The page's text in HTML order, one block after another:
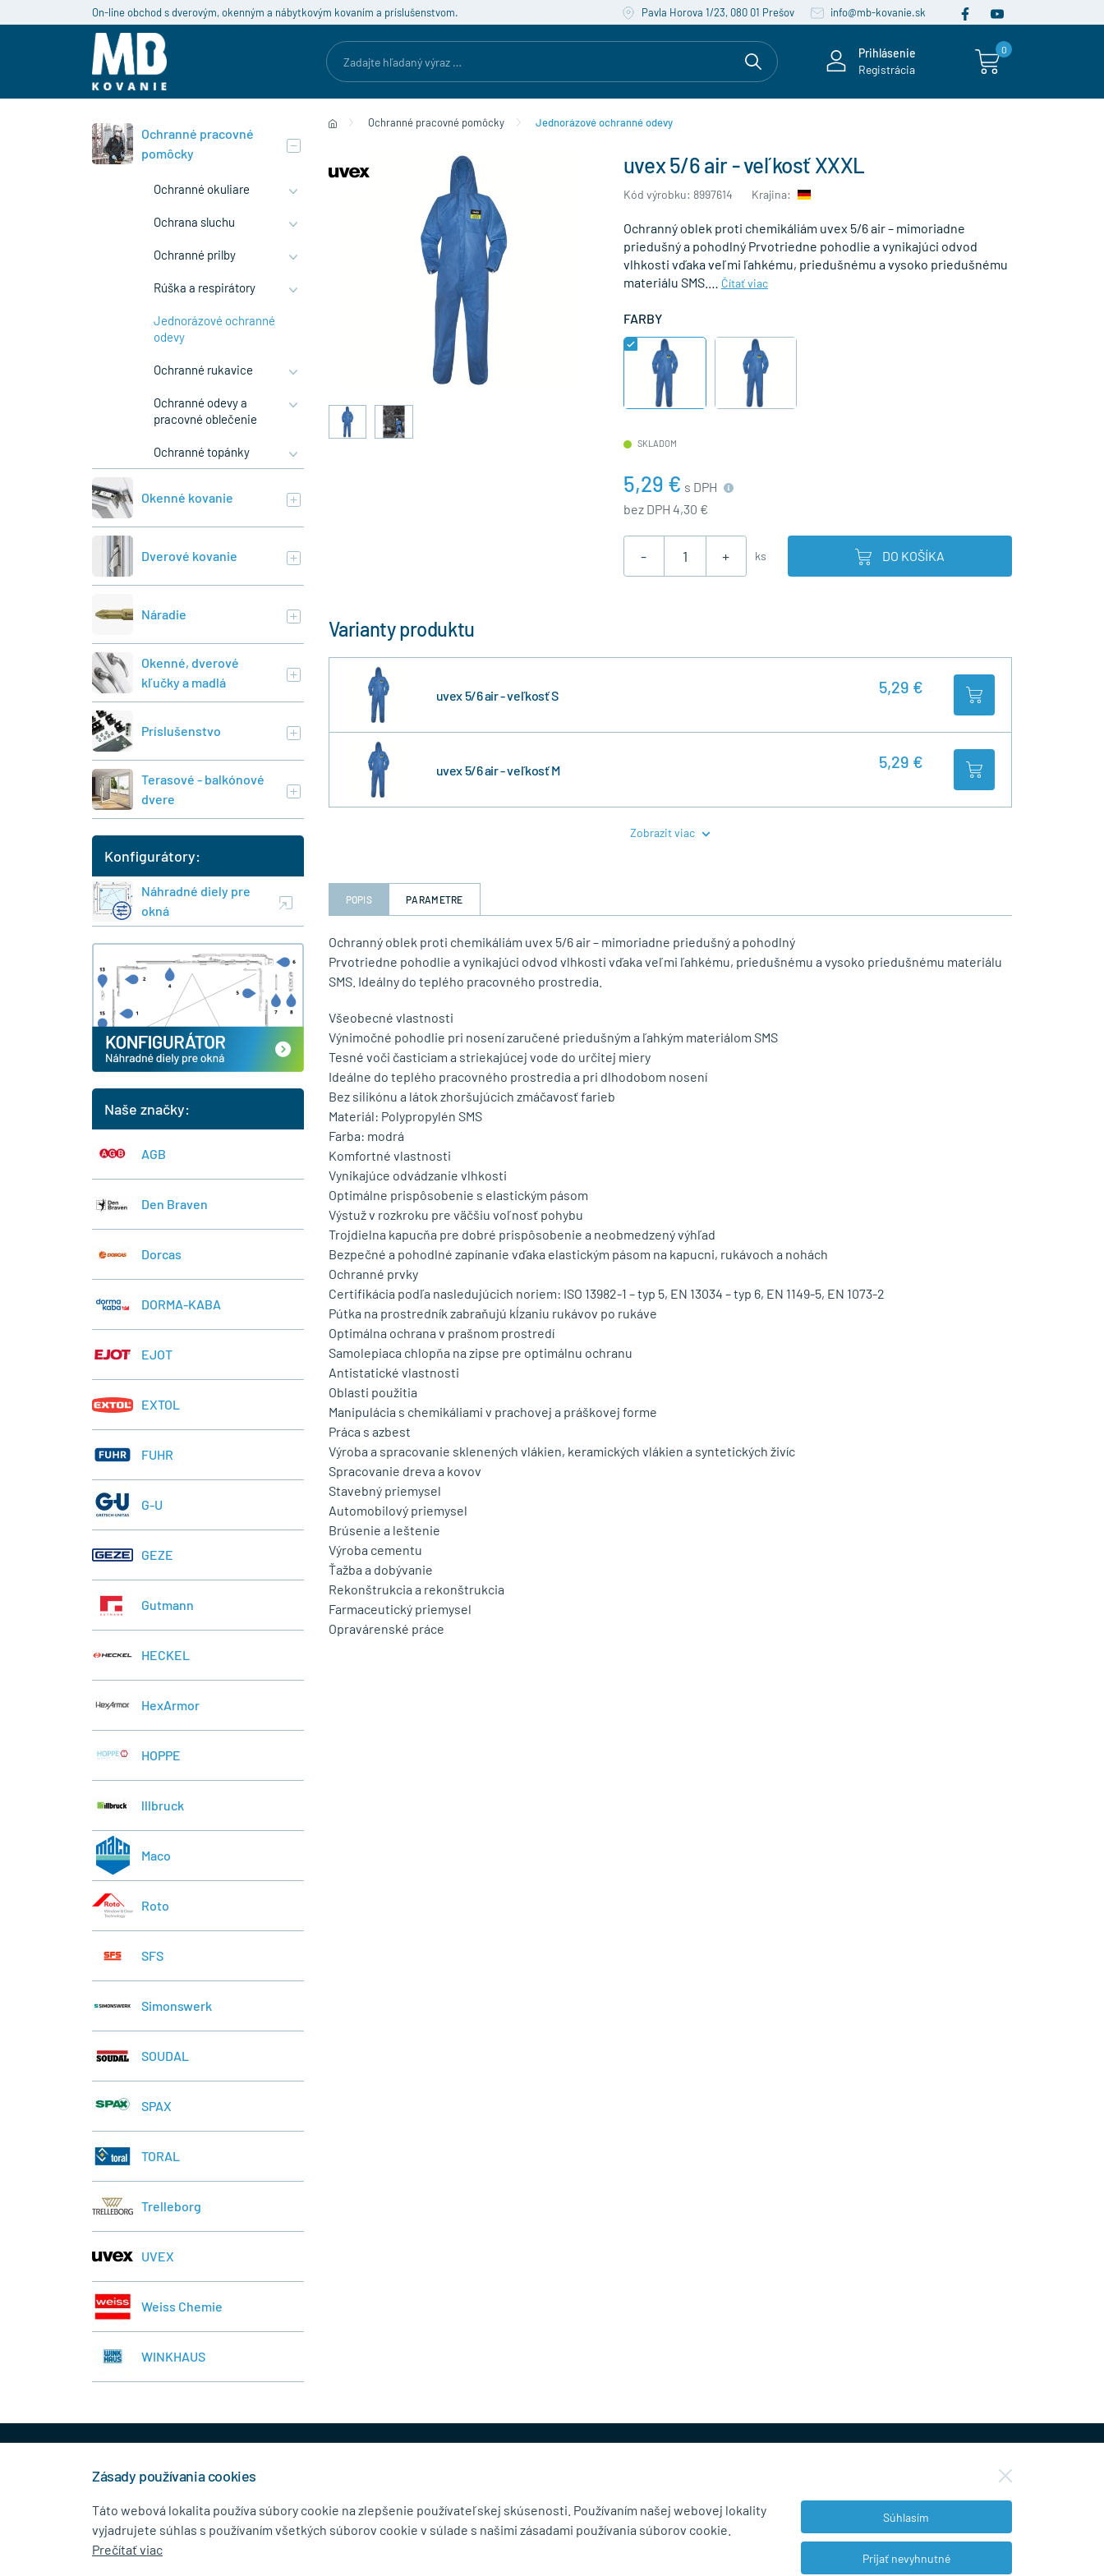
On-line obchod s dverovým, okenným a nábytkovým kovaním a príslušenstvom. Pavla Horova 1/23, 080 01 Prešov info@mb-kovanie.sk
Prihlásenie
Registrácia
0
Ochranné pracovné pomôcky Jednorázové ochranné odevy
uvex 5/6 air - veľkosť XXXL
Kód výrobku: 8997614 Krajina:
Ochranný oblek proti chemikáliám uvex 5/6 air – mimoriadne
priedušný a pohodlný Prvotriedne pohodlie a vynikajúci odvod
vlhkosti vďaka veľmi ľahkému, priedušnému a vysoko priedušnému
materiálu SMS.…
Čítať viac
FARBY
SKLADOM
5,29 € s DPH
bez DPH 4,30 €
- + ks DO KOŠÍKA
Varianty produktu
uvex 5/6 air - veľkosť S 5,29 €
uvex 5/6 air - veľkosť M 5,29 €
Zobrazit viac
POPIS PARAMETRE
Ochranný oblek proti chemikáliám uvex 5/6 air – mimoriadne priedušný a pohodlný
Prvotriedne pohodlie a vynikajúci odvod vlhkosti vďaka veľmi ľahkému, priedušnému a vysoko priedušnému materiálu
SMS. Ideálny do teplého pracovného prostredia.
Všeobecné vlastnosti
Výnimočné pohodlie pri nosení zaručené priedušným a ľahkým materiálom SMS
Tesné voči časticiam a striekajúcej vode do určitej miery
Ideálne do teplého pracovného prostredia a pri dlhodobom nosení
Bez silikónu a látok zhoršujúcich zmáčavosť farieb
Materiál: Polypropylén SMS
Farba: modrá
Komfortné vlastnosti
Vynikajúce odvádzanie vlhkosti
Optimálne prispôsobenie s elastickým pásom
Výstuž v rozkroku pre väčšiu voľnosť pohybu
Trojdielna kapucňa pre dobré prispôsobenie a neobmedzený výhľad
Bezpečné a pohodlné zapínanie vďaka elastickým pásom na kapucni, rukávoch a nohách
Ochranné prvky
Certifikácia podľa nasledujúcich noriem: ISO 13982-1 – typ 5, EN 13034 – typ 6, EN 1149-5, EN 1073-2
Pútka na prostredník zabraňujú kĺzaniu rukávov po rukáve
Optimálna ochrana v prašnom prostredí
Samolepiaca chlopňa na zipse pre optimálnu ochranu
Antistatické vlastnosti
Oblasti použitia
Manipulácia s chemikáliami v prachovej a práškovej forme
Práca s azbest
Výroba a spracovanie sklenených vlákien, keramických vlákien a syntetických živíc
Spracovanie dreva a kovov
Stavebný priemysel
Automobilový priemysel
Brúsenie a leštenie
Výroba cementu
Ťažba a dobývanie
Rekonštrukcia a rekonštrukcia
Farmaceutický priemysel
Opravárenské práce
Ochranné pracovné
pomôcky
Ochranné okuliare
Ochrana sluchu
Ochranné prilby
Rúška a respirátory
Jednorázové ochranné
odevy
Ochranné rukavice
Ochranné odevy a
pracovné oblečenie
Ochranné topánky
Okenné kovanie
Dverové kovanie
Náradie
Okenné, dverové
kľučky a madlá
Príslušenstvo
Terasové - balkónové
dvere
Konfigurátory:
Náhradné diely pre
okná
Naše značky:
AGB
Den Braven
Dorcas
DORMA-KABA
EJOT
EXTOL
FUHR
G-U
GEZE
Gutmann
HECKEL
HexArmor
HOPPE
lllbruck
Maco
Roto
SFS
Simonswerk
SOUDAL
SPAX
TORAL
Trelleborg
UVEX
Weiss Chemie
WINKHAUS
KONTAKTNÉ ÚDAJE NEWSLETTER
Zásady používania cookies
Táto webová lokalita používa súbory cookie na zlepšenie používateľskej skúsenosti. Používaním našej webovej lokality
vyjadrujete súhlas s používaním všetkých súborov cookie v súlade s našimi zásadami používania súborov cookie.
Prečítať viac
Súhlasím
Prijať nevyhnutné